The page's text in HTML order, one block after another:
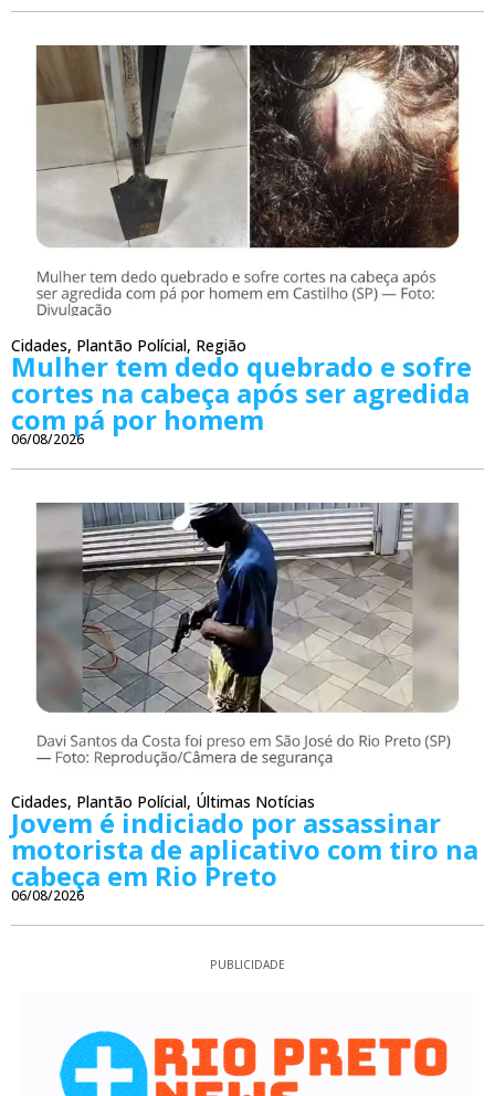
Cidades, Plantão Polícial, Região
Mulher tem dedo quebrado e sofre
cortes na cabeça após ser agredida
com pá por homem
06/08/2026
Cidades, Plantão Polícial, Últimas Notícias
Jovem é indiciado por assassinar
motorista de aplicativo com tiro na
cabeça em Rio Preto
06/08/2026
PUBLICIDADE